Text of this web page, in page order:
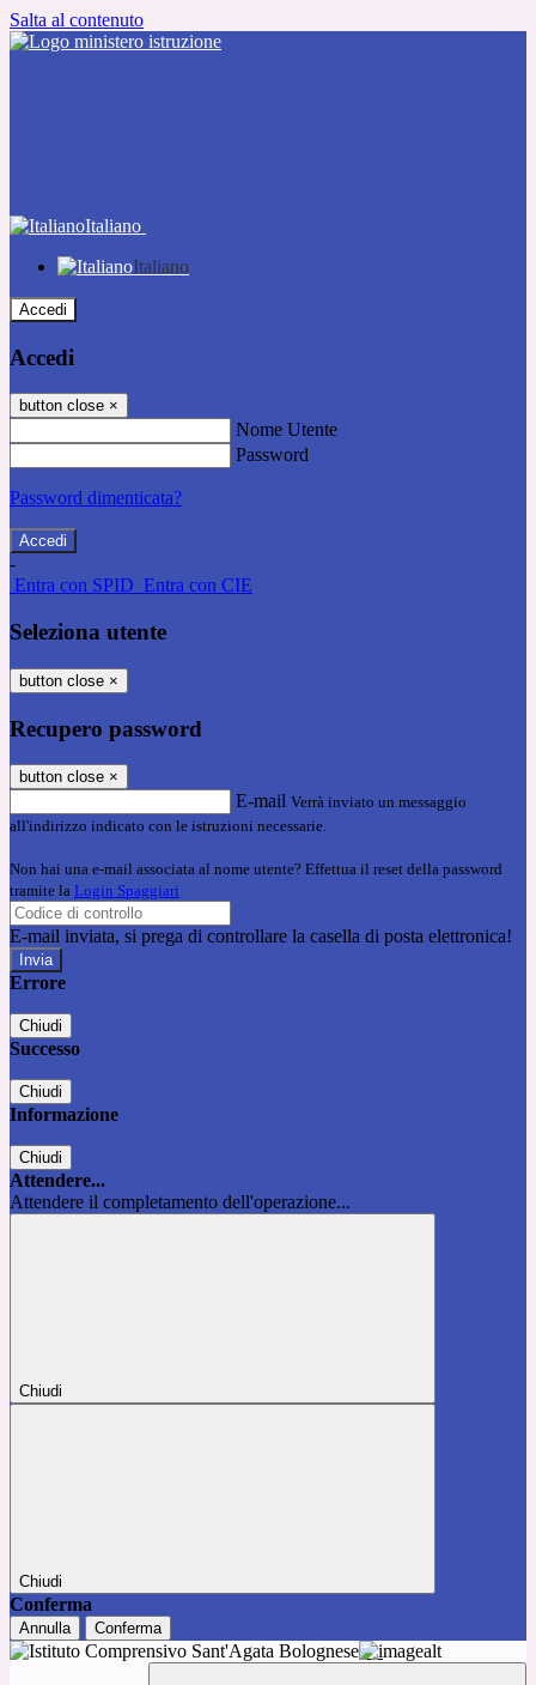
Salta al contenuto
Italiano
Italiano
Accedi
Accedi
button close ×
Nome Utente
Password
Password dimenticata?
-
Entra con SPID Entra con CIE
Seleziona utente
button close ×
Recupero password
button close ×
E-mail Verrà inviato un messaggio
all'indirizzo indicato con le istruzioni necessarie.
Non hai una e-mail associata al nome utente? Effettua il reset della password
tramite la Login Spaggiari
E-mail inviata, si prega di controllare la casella di posta elettronica!
Errore
Chiudi
Successo
Chiudi
Informazione
Chiudi
Attendere...
Attendere il completamento dell'operazione...
Chiudi
Chiudi
Conferma
Annulla Conferma